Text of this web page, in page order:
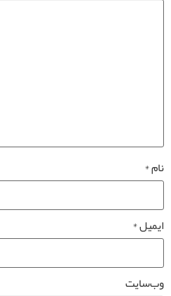
نام*
ایمیل*
وب‌سایت